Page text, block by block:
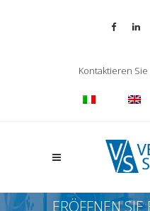
Kontaktieren Sie
ERÖFFNEN